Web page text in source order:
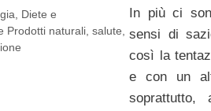
Diete e
Prodotti naturali salute
In più ci
sensi di
così la
e con un
soprattutto,